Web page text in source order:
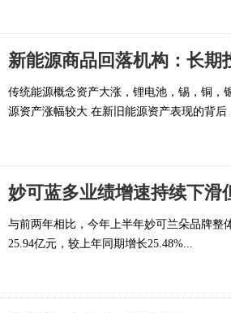
新能源商品回落机构：长期
传统能源概念资产大涨，锂电池，锡，铜，
源资产涨幅较大 在新旧能源资产表现的背后
妙可蓝多业绩增速持续下滑
与前两年相比，今年上半年妙可兰朵品牌整
25.94亿元，较上年同期增长25.48%...